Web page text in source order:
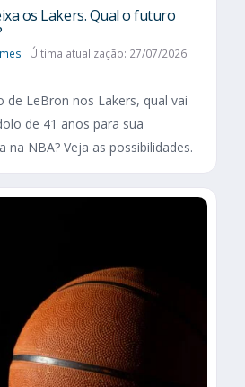
os Lakers. Qual o futuro
Última atualização: 27/07/2026
de LeBron nos Lakers, qual vai
de 41 anos para sua
na NBA? Veja as possibilidades.